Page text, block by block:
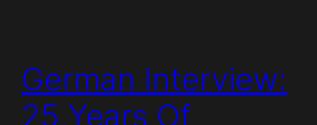
German Interview:
25 Years Of